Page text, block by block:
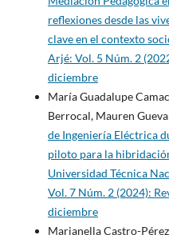
reflexiones desde las
clave en el contexto
Arjé: Vol. 5 Núm. 2
diciembre
María Guadalupe
Berrocal, Mauren
de Ingeniería Eléctrica
piloto para la
Universidad Técnica
Vol. 7 Núm. 2 (2024):
diciembre
Marianella Castro-